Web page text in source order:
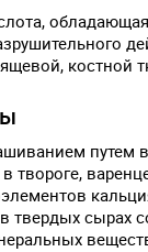
костной
путем
сырах